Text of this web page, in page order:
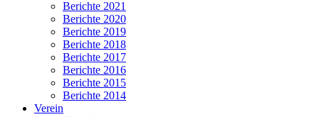
Berichte 2021
Berichte 2020
Berichte 2019
Berichte 2018
Berichte 2017
Berichte 2016
Berichte 2015
Berichte 2014
Verein